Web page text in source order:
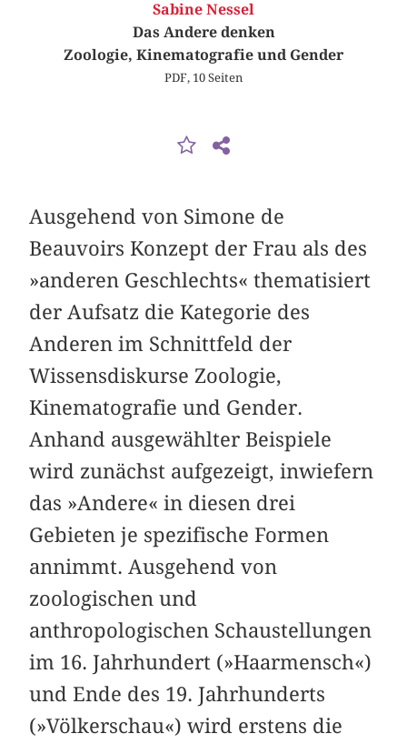
Sabine Nessel
Das Andere denken
Zoologie, Kinematografie und Gender
PDF, 10 Seiten
Ausgehend von Simone de
Beauvoirs Konzept der Frau als des
»anderen Geschlechts« thematisiert
der Aufsatz die Kategorie des
Anderen im Schnittfeld der
Wissensdiskurse Zoologie,
Kinematografie und Gender.
Anhand ausgewählter Beispiele
wird zunächst aufgezeigt, inwiefern
das »Andere« in diesen drei
Gebieten je spezifische Formen
annimmt. Ausgehend von
zoologischen und
anthropologischen Schaustellungen
im 16. Jahrhundert (»Haarmensch«)
und Ende des 19. Jahrhunderts
(»Völkerschau«) wird erstens die